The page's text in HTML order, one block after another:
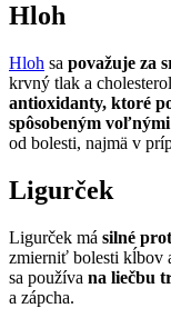
Hloh
Hloh sa považuje za
krvný tlak a
antioxidanty, ktoré
spôsobeným
od bolesti, najmä v
Ligurček
Ligurček má silné
zmierniť bolesti kĺbov
sa používa na liečbu
a zápcha.